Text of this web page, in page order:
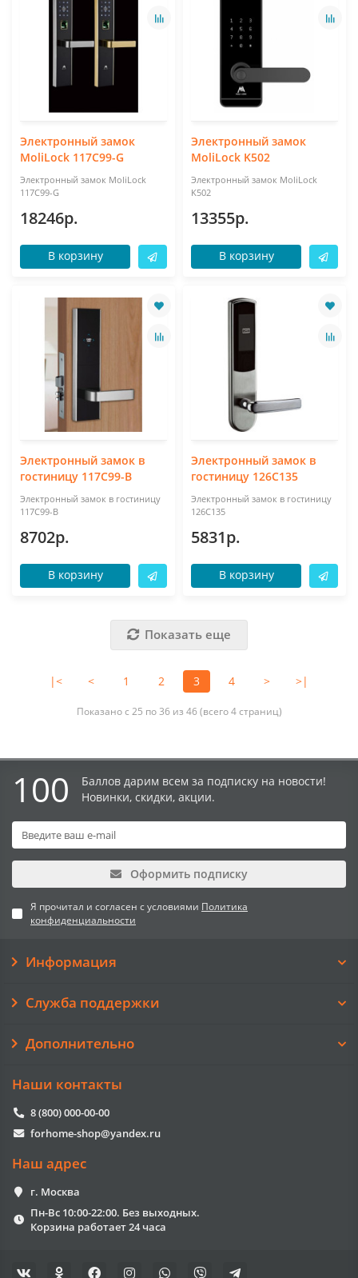
Электронный замок
MoliLock 117C99-G
Электронный замок MoliLock
117C99-G
18246р.
В корзину
Электронный замок
MoliLock K502
Электронный замок MoliLock
K502
13355р.
В корзину
Электронный замок в
гостиницу 117С99-B
Электронный замок в гостиницу
117С99-B
8702р.
В корзину
Электронный замок в
гостиницу 126C135
Электронный замок в гостиницу
126C135
5831р.
В корзину
Показать еще
|< < 1 2 3 4 > >|
Показано с 25 по 36 из 46 (всего 4 страниц)
100
Баллов дарим всем за подписку на новости!
Новинки, скидки, акции.
Оформить подписку
Я прочитал и согласен с условиями Политика
конфиденциальности
Информация
Служба поддержки
Дополнительно
Наши контакты
8 (800) 000-00-00
forhome-shop@yandex.ru
Наш адрес
г. Москва
Пн-Вс 10:00-22:00. Без выходных.
Корзина работает 24 часа